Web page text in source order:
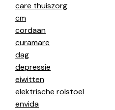
care thuiszorg
cm
cordaan
curamare
dag
depressie
eiwitten
elektrische rolstoel
envida